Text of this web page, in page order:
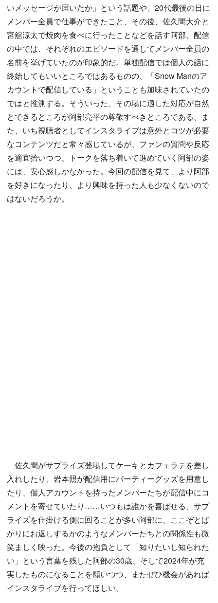
いメッセージが届いたか」という話題や、20代最後の日に
メンバー全員で仕事ができたこと、その後、佐久間大介と
宮舘涼太で焼肉を食べに行ったことなどを話す阿部。配信
の中では、それぞれのエピソードを通してメンバー全員の
名前を挙げていたのが印象的だ。単独配信では個人の話に
終始してもいいところではあるものの、「Snow Manのア
カウントで配信している」ということも加味されていたの
ではと推測する。そういった、その場に適した対応が自然
とできるところが阿部亮平の尊敬すべきところである。ま
た、いち視聴者としてインスタライブは意外とコツが必要
なコンテンツだと常々感じているが、ファンの質問や反応
を適宜拾いつつ、トークを落ち着いて進めていく阿部の姿
には、安心感しかなかった。今回の配信を見て、より阿部
を好きになったり、より興味を持った人も少なくないので
はないだろうか。
佐久間がサプライズ登場してケーキとカフェラテを差し
入れしたり、岩本照が配信用にパーティーグッズを用意し
たり、個人アカウントを持ったメンバーたちが配信中にコ
メントを寄せていたり……いつもは誰かを喜ばせる、サプ
ライズを仕掛ける側に回ることが多い阿部に、ここぞとば
かりにお返しするかのようなメンバーたちとの関係性も微
笑ましく映った。今後の抱負として「知りたいし知られた
い」という言葉を残した阿部の30歳、そして2024年が充
実したものになることを願いつつ、またぜひ機会があれば
インスタライブを行ってほしい。